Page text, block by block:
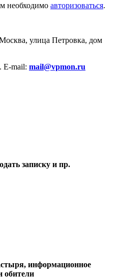
необходимо авторизоваться.
улица Петровка, дом
. E-mail: mail@vpmon.ru
записку и пр.
информационное
обители